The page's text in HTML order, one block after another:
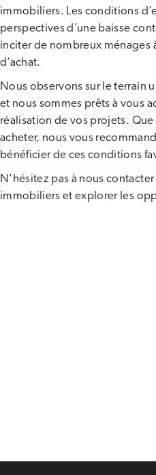
immobiliers. Les conditions
perspectives d’une baisse
inciter de nombreux ménages
d’achat.
Nous observons sur le terrain
et nous sommes prêts à vous
réalisation de vos projets.
acheter, nous vous
bénéficier de ces conditions
N'hésitez pas à nous
immobiliers et explorer les